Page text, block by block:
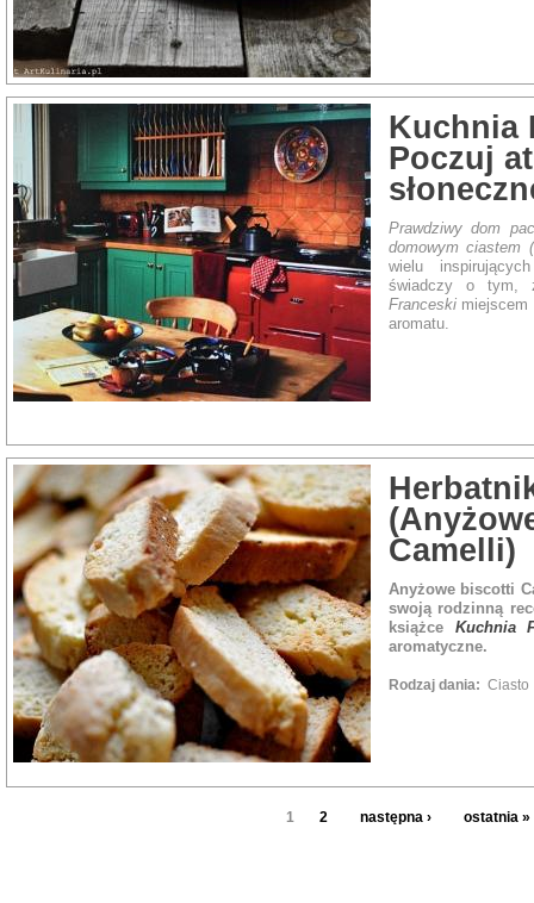
Kuchnia
Poczuj
Prawdziwy dom
domowym ciastem
wielu
świadczy o tym,
Franceski miejscem
aromatu.
Camelli)
Anyżowe biscotti
swoją rodzinną
książce Kuchnia
aromatyczne.
Rodzaj dania: Ciasto
1 2 następna › ostatnia »